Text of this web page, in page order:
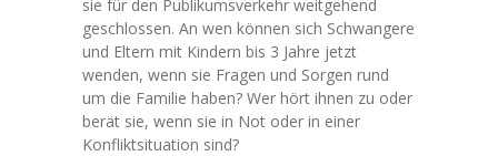
---- Schulsozialarbeit
---- Mitarbeitende
-- Unterrichtsorganisation
sie für den Publikumsverkehr weitgehend
geschlossen. An wen können sich Schwangere
und Eltern mit Kindern bis 3 Jahre jetzt
wenden, wenn sie Fragen und Sorgen rund
um die Familie haben? Wer hört ihnen zu oder
berät sie, wenn sie in Not oder in einer
Konfliktsituation sind?